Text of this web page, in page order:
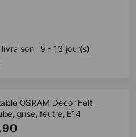
: 9 - 13 jour(s)
OSRAM Decor Felt
grise, feutre, E14